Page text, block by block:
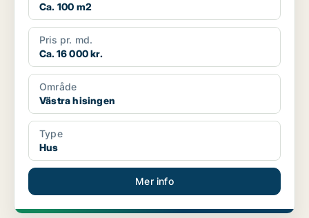
Ca. 100 m2
Pris pr. md.
Ca. 16 000 kr.
Område
Västra hisingen
Type
Hus
Mer info